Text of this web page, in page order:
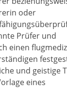
oder
Prüfer und
einen
und geistige
eines